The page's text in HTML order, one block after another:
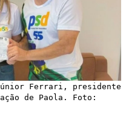
Ferrari, presidente
de Paola. Foto: